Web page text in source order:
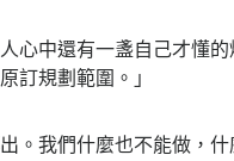
中還有一盞自己才懂的
訂規劃範圍。」
我們什麼也不能做，什